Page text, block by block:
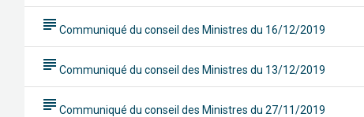
subject Communiqué du conseil des Ministres du 16/12/2019
subject Communiqué du conseil des Ministres du 13/12/2019
subject Communiqué du conseil des Ministres du 27/11/2019